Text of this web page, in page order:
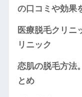
の口コミや効果
医療脱毛クリニ
リニック
恋肌の脱毛方法
とめ